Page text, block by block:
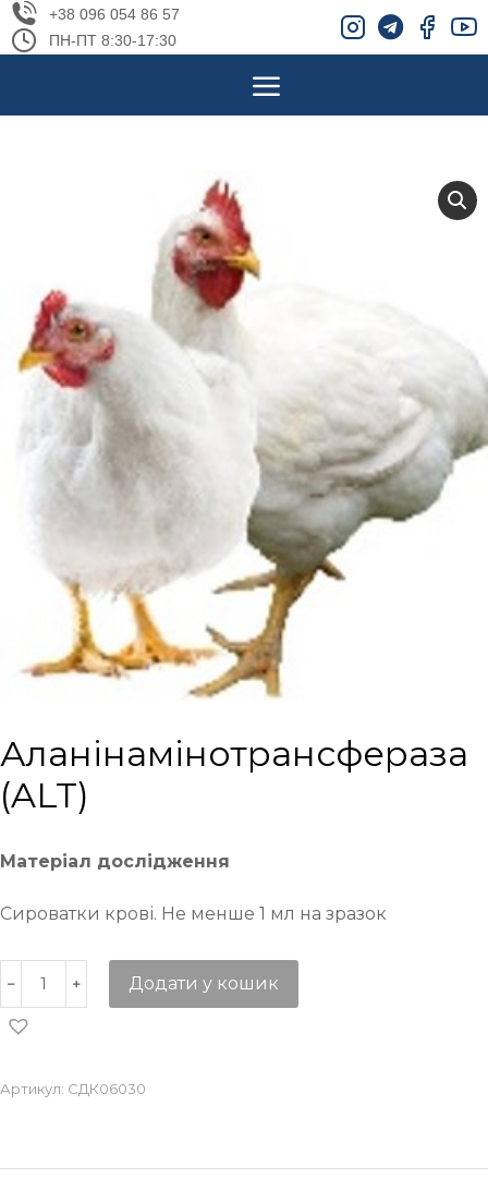
+38 096 054 86 57
ПН-ПТ 8:30-17:30
Аланінамінотрансфераза
(ALT)
Матеріал дослідження
Сироватки крові. Не менше 1 мл на зразок
Додати у кошик
Артикул: СДК06030